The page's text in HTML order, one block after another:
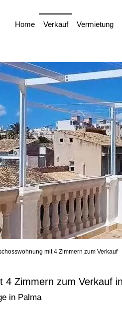
Home Verkauf Vermietung
mit 4 Zimmern zum Verkauf
4 Zimmern zum Verkauf
in Palma